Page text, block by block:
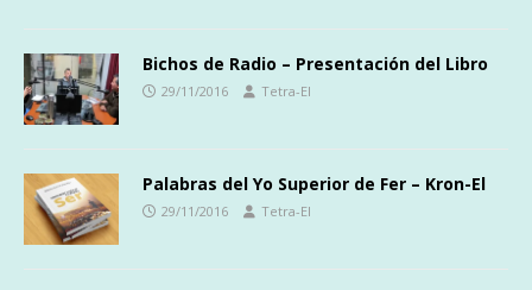
Bichos de Radio – Presentación del Libro
29/11/2016 Tetra-El
Palabras del Yo Superior de Fer – Kron-El
29/11/2016 Tetra-El